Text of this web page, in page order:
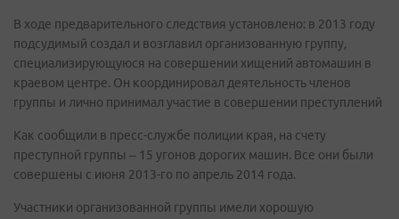
В ходе предварительного следствия установлено: в 2013 году
подсудимый создал и возглавил организованную группу,
специализирующуюся на совершении хищений автомашин в
краевом центре. Он координировал деятельность членов
группы и лично принимал участие в совершении преступлений
Как сообщили в пресс-службе полиции края, на счету
преступной группы – 15 угонов дорогих машин. Все они были
совершены с июня 2013-го по апрель 2014 года.
Участники организованной группы имели хорошую